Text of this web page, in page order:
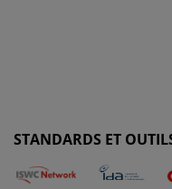
STANDARDS ET